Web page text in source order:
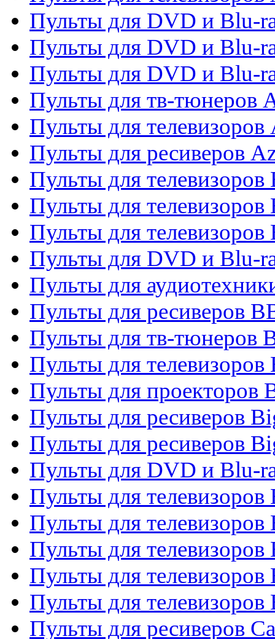
Пульты для DVD и Blu-
Пульты для DVD и Blu-
Пульты для DVD и Blu-
Пульты для тв-тюнеров
Пульты для телевизоров
Пульты для ресиверов
Пульты для
Пульты для
Пульты для
Пульты для DVD и Blu-
Пульты для
Пульты для ресиверов
Пульты для тв-тюнеров
Пульты для телевизоров
Пульты для проекторов
Пульты для ресиверов
Пульты для ресиверов
Пульты для DVD и Blu-
Пульты для телевизоров
Пульты для телевизоров
Пульты для телевизоров
Пульты для телевизоров
Пульты для телевизоров
Пульты для ресиверов